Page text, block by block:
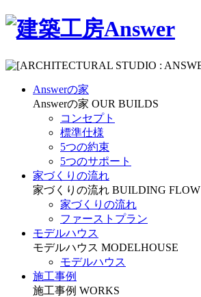
Answerの家
Answerの家 OUR BUILDS
コンセプト
標準仕様
5つの約束
5つのサポート
家づくりの流れ
家づくりの流れ BUILDING FLOW
家づくりの流れ
ファーストプラン
モデルハウス
モデルハウス MODELHOUSE
モデルハウス
施工事例
施工事例 WORKS